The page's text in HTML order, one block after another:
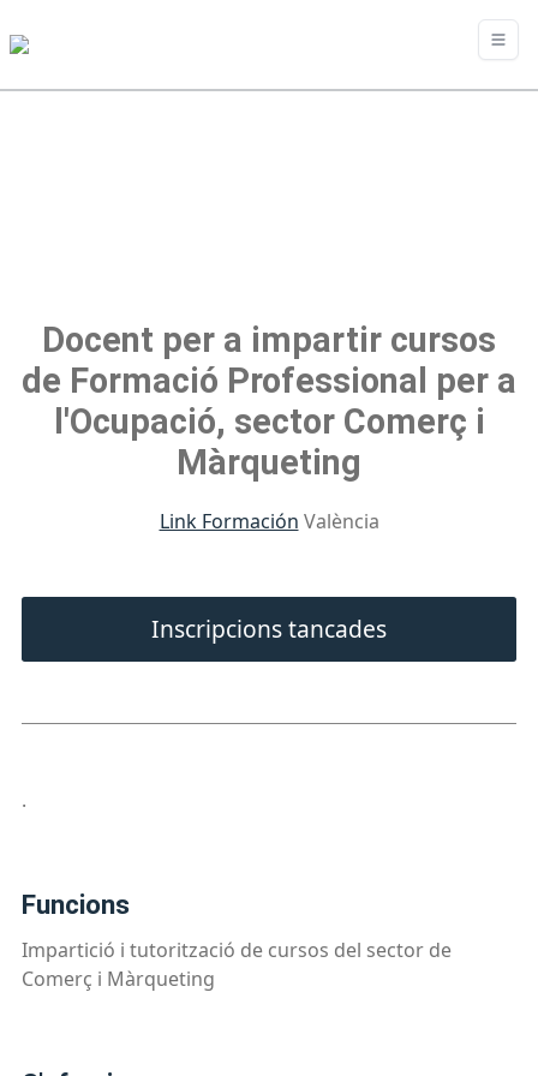
Docent per a impartir cursos
de Formació Professional per a
l'Ocupació, sector Comerç i
Màrqueting
Link Formación València
Inscripcions tancades
.
funcions
Impartició i tutorització de cursos del sector de
Comerç i Màrqueting